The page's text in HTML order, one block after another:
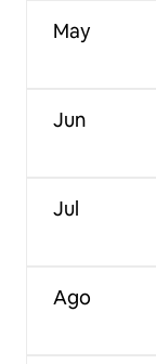
May
Jun
Jul
Ago